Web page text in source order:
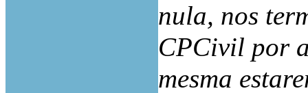
nula, nos
CPCivil por
mesma